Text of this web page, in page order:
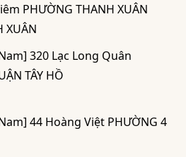
PHƯỜNG THANH XUÂN
XUÂN
320 Lạc Long Quân
TÂY HỒ
44 Hoàng Việt PHƯỜNG 4